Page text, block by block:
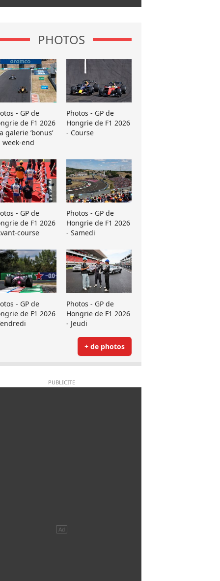
PHOTOS
- GP de
de F1 2026
galerie ’bonus’
week-end
Photos - GP de
Hongrie de F1 2026
- Course
- GP de
de F1 2026
course
Photos - GP de
Hongrie de F1 2026
- Samedi
- GP de
de F1 2026
Photos - GP de
Hongrie de F1 2026
- Jeudi
+ de photos